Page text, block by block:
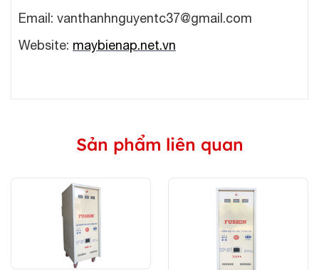
Email: vanthanhnguyentc37@gmail.com
Website: maybienap.net.vn
Sản phẩm liên quan